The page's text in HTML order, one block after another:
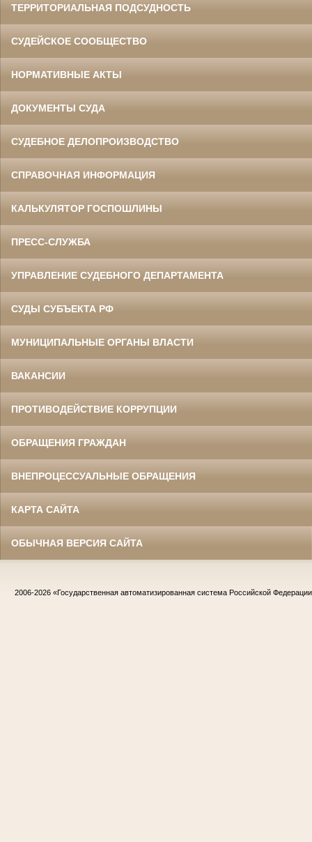
ТЕРРИТОРИАЛЬНАЯ ПОДСУДНОСТЬ
СУДЕЙСКОЕ СООБЩЕСТВО
НОРМАТИВНЫЕ АКТЫ
ДОКУМЕНТЫ СУДА
СУДЕБНОЕ ДЕЛОПРОИЗВОДСТВО
СПРАВОЧНАЯ ИНФОРМАЦИЯ
КАЛЬКУЛЯТОР ГОСПОШЛИНЫ
ПРЕСС-СЛУЖБА
УПРАВЛЕНИЕ СУДЕБНОГО ДЕПАРТАМЕНТА
СУДЫ СУБЪЕКТА РФ
МУНИЦИПАЛЬНЫЕ ОРГАНЫ ВЛАСТИ
ВАКАНСИИ
ПРОТИВОДЕЙСТВИЕ КОРРУПЦИИ
ОБРАЩЕНИЯ ГРАЖДАН
ВНЕПРОЦЕССУАЛЬНЫЕ ОБРАЩЕНИЯ
КАРТА САЙТА
ОБЫЧНАЯ ВЕРСИЯ САЙТА
2006-2026 «Государственная автоматизированная система Российской